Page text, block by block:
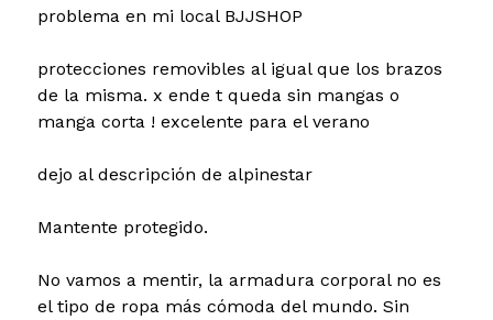
problema en mi local BJJSHOP
protecciones removibles al igual que los brazos
de la misma. x ende t queda sin mangas o
manga corta ! excelente para el verano
dejo al descripción de alpinestar
Mantente protegido.
No vamos a mentir, la armadura corporal no es
el tipo de ropa más cómoda del mundo. Sin